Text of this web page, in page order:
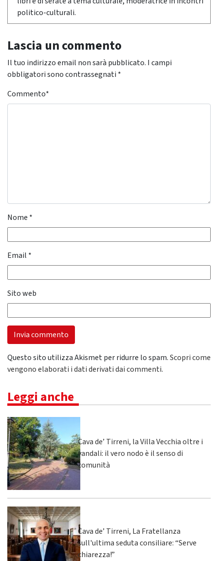
politico-culturali.
Lascia un commento
Il tuo indirizzo email non sarà pubblicato. I campi
obbligatori sono contrassegnati *
Commento*
Nome *
Email *
Sito web
Questo sito utilizza Akismet per ridurre lo spam.Scopri come
vengono elaborati i dati derivati dai commenti.
Leggi anche
Cava de’ Tirreni, la Villa Vecchia oltre i
vandali: il vero nodo è il senso di
comunità
Cava de’ Tirreni, La Fratellanza
sull'ultima seduta consiliare: “Serve
chiarezza!”